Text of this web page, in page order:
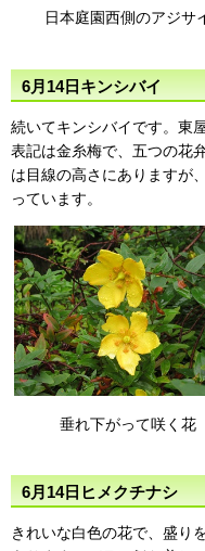
日本庭園西側のアジサ
6月14日キンシバイ
続いてキンシバイです。東
表記は金糸梅で、五つの花
は目線の高さにありますが
っています。
垂れ下がって咲く花
6月14日ヒメクチナシ
きれいな白色の花で、盛り